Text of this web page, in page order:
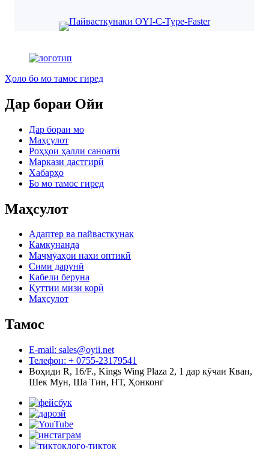
Ҳоло бо мо тамос гиред
Дар бораи Ойи
Дар бораи мо
Маҳсулот
Роҳҳои ҳалли саноатӣ
Маркази дастгирӣ
Хабарҳо
Бо мо тамос гиред
Маҳсулот
Адаптер ва пайвасткунак
Камкунанда
Маҷмӯаҳои нахи оптикӣ
Сими дарунӣ
Кабели беруна
Қуттии мизи корӣ
Маҳсулот
Тамос
E-mail: sales@oyii.net
Телефон: + 0755-23179541
Воҳиди R, 16/F., Kings Wing Plaza 2, 1 дар кӯчаи Кван,
Шек Мун, Ша Тин, НТ, Ҳонконг